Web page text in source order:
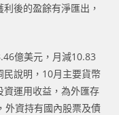
後的盈餘有淨匯出，
億美元，月減10.83
說明，10月主要貨幣
運用收益，為外匯存
外資持有國內股票及債